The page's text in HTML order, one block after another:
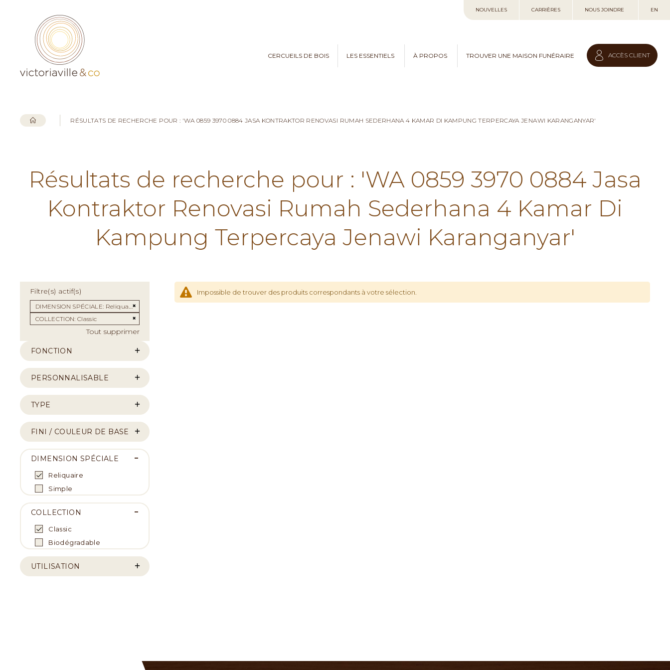
au
NOUVELLES CARRIÈRES NOUS JOINDRE EN
CERCUEILS DE BOIS LES ESSENTIELS À PROPOS TROUVER UNE MAISON FUNÉRAIRE ACCÈS CLIENT
RÉSULTATS DE RECHERCHE POUR : 'WA 0859 3970 0884 JASA KONTRAKTOR RENOVASI RUMAH SEDERHANA 4 KAMAR DI KAMPUNG TERPERCAYA JENAWI KARANGANYAR'
Résultats de recherche pour : 'WA 0859 3970 0884 Jasa
Kontraktor Renovasi Rumah Sederhana 4 Kamar Di
Kampung Terpercaya Jenawi Karanganyar'
Impossible de trouver des produits correspondants à votre sélection.
Filtre(s) actif(s)
DIMENSION SPÉCIALE Reliquaire
Supprimer cet Élément
COLLECTION Classic
Tout supprimer
FONCTION
PERSONNALISABLE
TYPE
FINI / COULEUR DE BASE
DIMENSION SPÉCIALE
Reliquaire
Simple
COLLECTION
Classic
Biodégradable
UTILISATION